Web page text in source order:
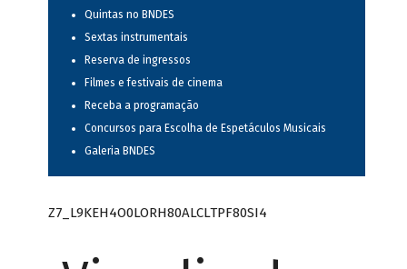
Quintas no BNDES
Sextas instrumentais
Reserva de ingressos
Filmes e festivais de cinema
Receba a programação
Concursos para Escolha de Espetáculos Musicais
Galeria BNDES
Z7_L9KEH4O0LORH80ALCLTPF80SI4